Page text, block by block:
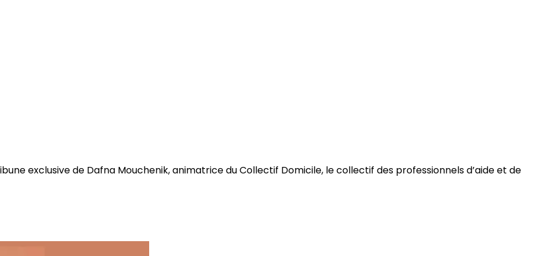
exclusive de Dafna Mouchenik, animatrice du Collectif Domicile, le collectif des professionnels d’aide et de